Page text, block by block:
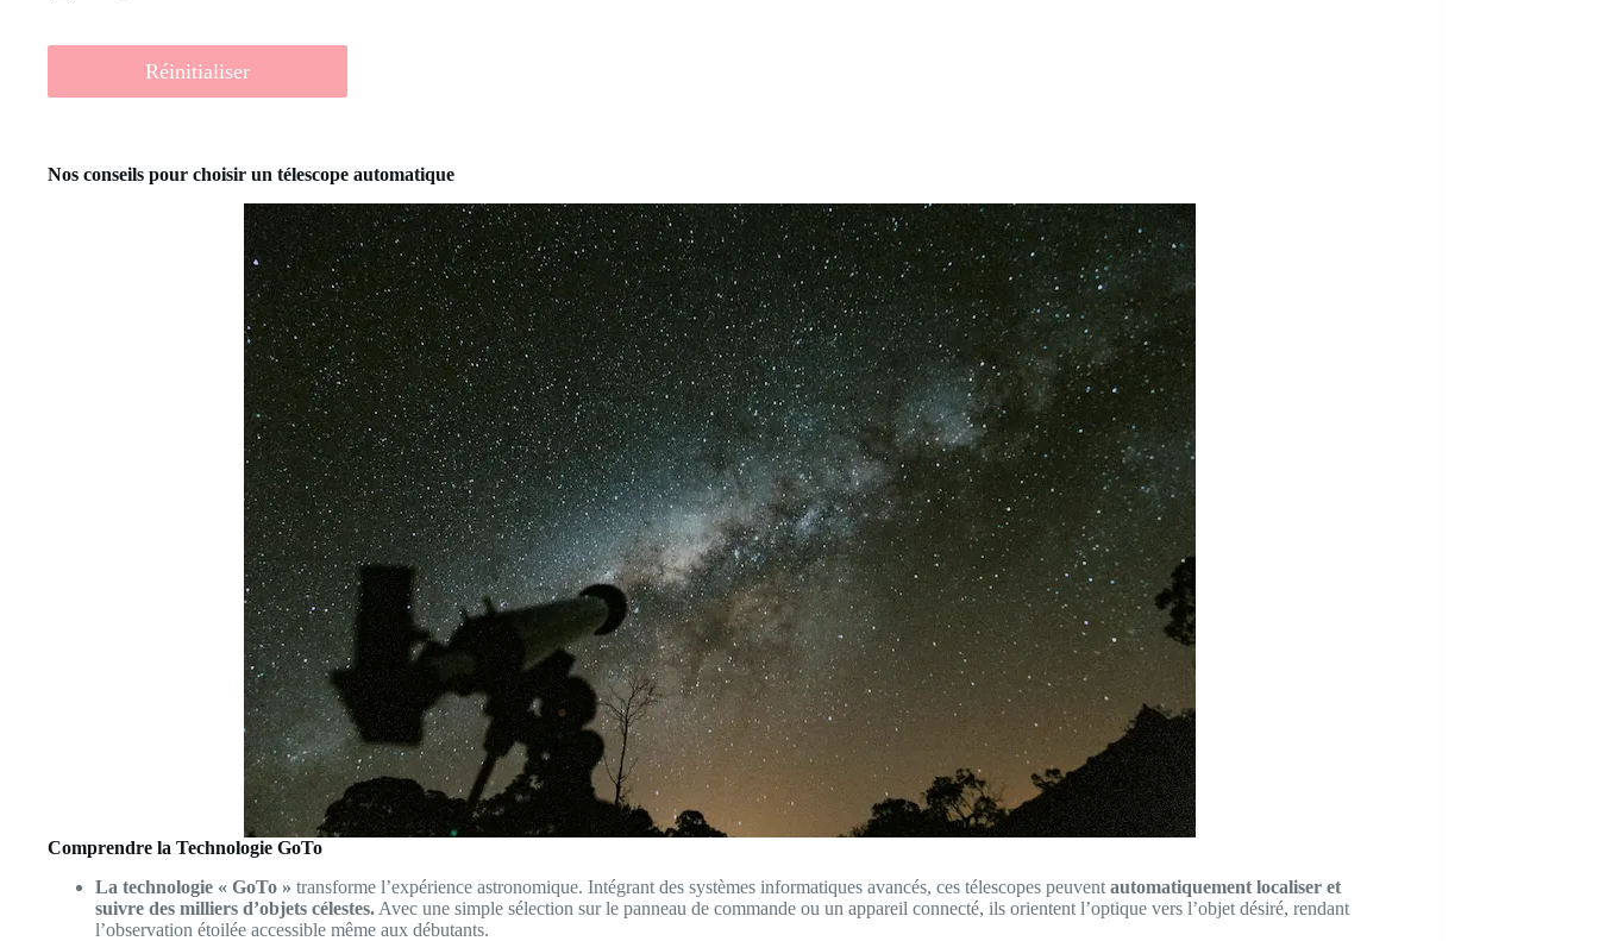
Réinitialiser
Nos conseils pour choisir un télescope automatique
Comprendre la Technologie GoTo
La technologie « GoTo » transforme l’expérience astronomique. Intégrant des systèmes informatiques avancés, ces télescopes peuvent automatiquement localiser et
suivre des milliers d’objets célestes. Avec une simple sélection sur le panneau de commande ou un appareil connecté, ils orientent l’optique vers l’objet désiré, rendant
l’observation étoilée accessible même aux débutants.